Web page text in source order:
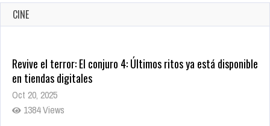
CINE
Revive el terror: El conjuro 4: Últimos ritos ya está disponible
en tiendas digitales
1384 Views
Warner Bros. lleva a las tiendas digitales su racha de
registros con sus últimas 6 películas